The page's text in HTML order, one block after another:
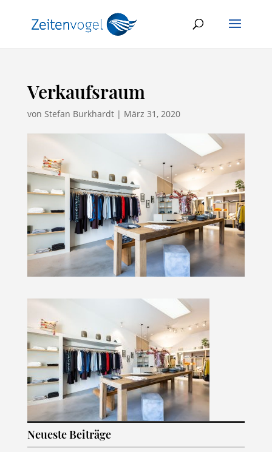
Verkaufsraum
von Stefan Burkhardt| März 31, 2020
Neueste Beiträge